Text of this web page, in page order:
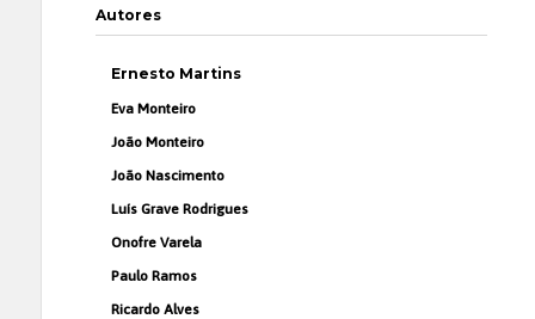
Autores
Ernesto Martins
Eva Monteiro
João Monteiro
João Nascimento
Luís Grave Rodrigues
Onofre Varela
Paulo Ramos
Ricardo Alves